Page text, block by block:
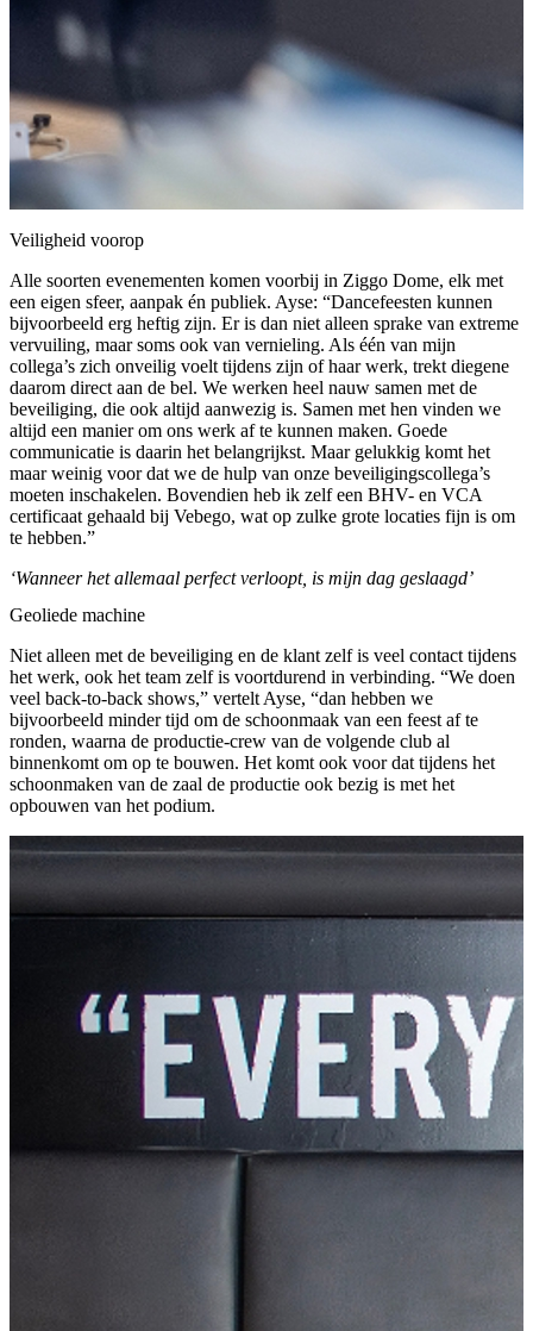
Veiligheid voorop
Alle soorten evenementen komen voorbij in Ziggo Dome, elk met
een eigen sfeer, aanpak én publiek. Ayse: “Dancefeesten kunnen
bijvoorbeeld erg heftig zijn. Er is dan niet alleen sprake van extreme
vervuiling, maar soms ook van vernieling. Als één van mijn
collega’s zich onveilig voelt tijdens zijn of haar werk, trekt diegene
daarom direct aan de bel. We werken heel nauw samen met de
beveiliging, die ook altijd aanwezig is. Samen met hen vinden we
altijd een manier om ons werk af te kunnen maken. Goede
communicatie is daarin het belangrijkst. Maar gelukkig komt het
maar weinig voor dat we de hulp van onze beveiligingscollega’s
moeten inschakelen. Bovendien heb ik zelf een BHV- en VCA
certificaat gehaald bij Vebego, wat op zulke grote locaties fijn is om
te hebben.”
‘Wanneer het allemaal perfect verloopt, is mijn dag geslaagd’
Geoliede machine
Niet alleen met de beveiliging en de klant zelf is veel contact tijdens
het werk, ook het team zelf is voortdurend in verbinding. “We doen
veel back-to-back shows,” vertelt Ayse, “dan hebben we
bijvoorbeeld minder tijd om de schoonmaak van een feest af te
ronden, waarna de productie-crew van de volgende club al
binnenkomt om op te bouwen. Het komt ook voor dat tijdens het
schoonmaken van de zaal de productie ook bezig is met het
opbouwen van het podium.